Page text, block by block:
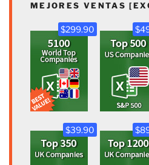
MEJORES VENTAS
$299.90
$39.90